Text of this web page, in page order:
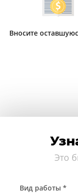
Вносите
Это
Вид работы *